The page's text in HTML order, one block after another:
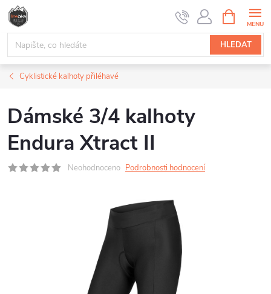
Přejít
obsah
HLEDAT
NÁKUPNÍ
KOŠÍK
Cyklistické kalhoty přiléhavé
Dámské 3/4 kalhoty
Endura Xtract II
Neohodnoceno Podrobnosti hodnocení